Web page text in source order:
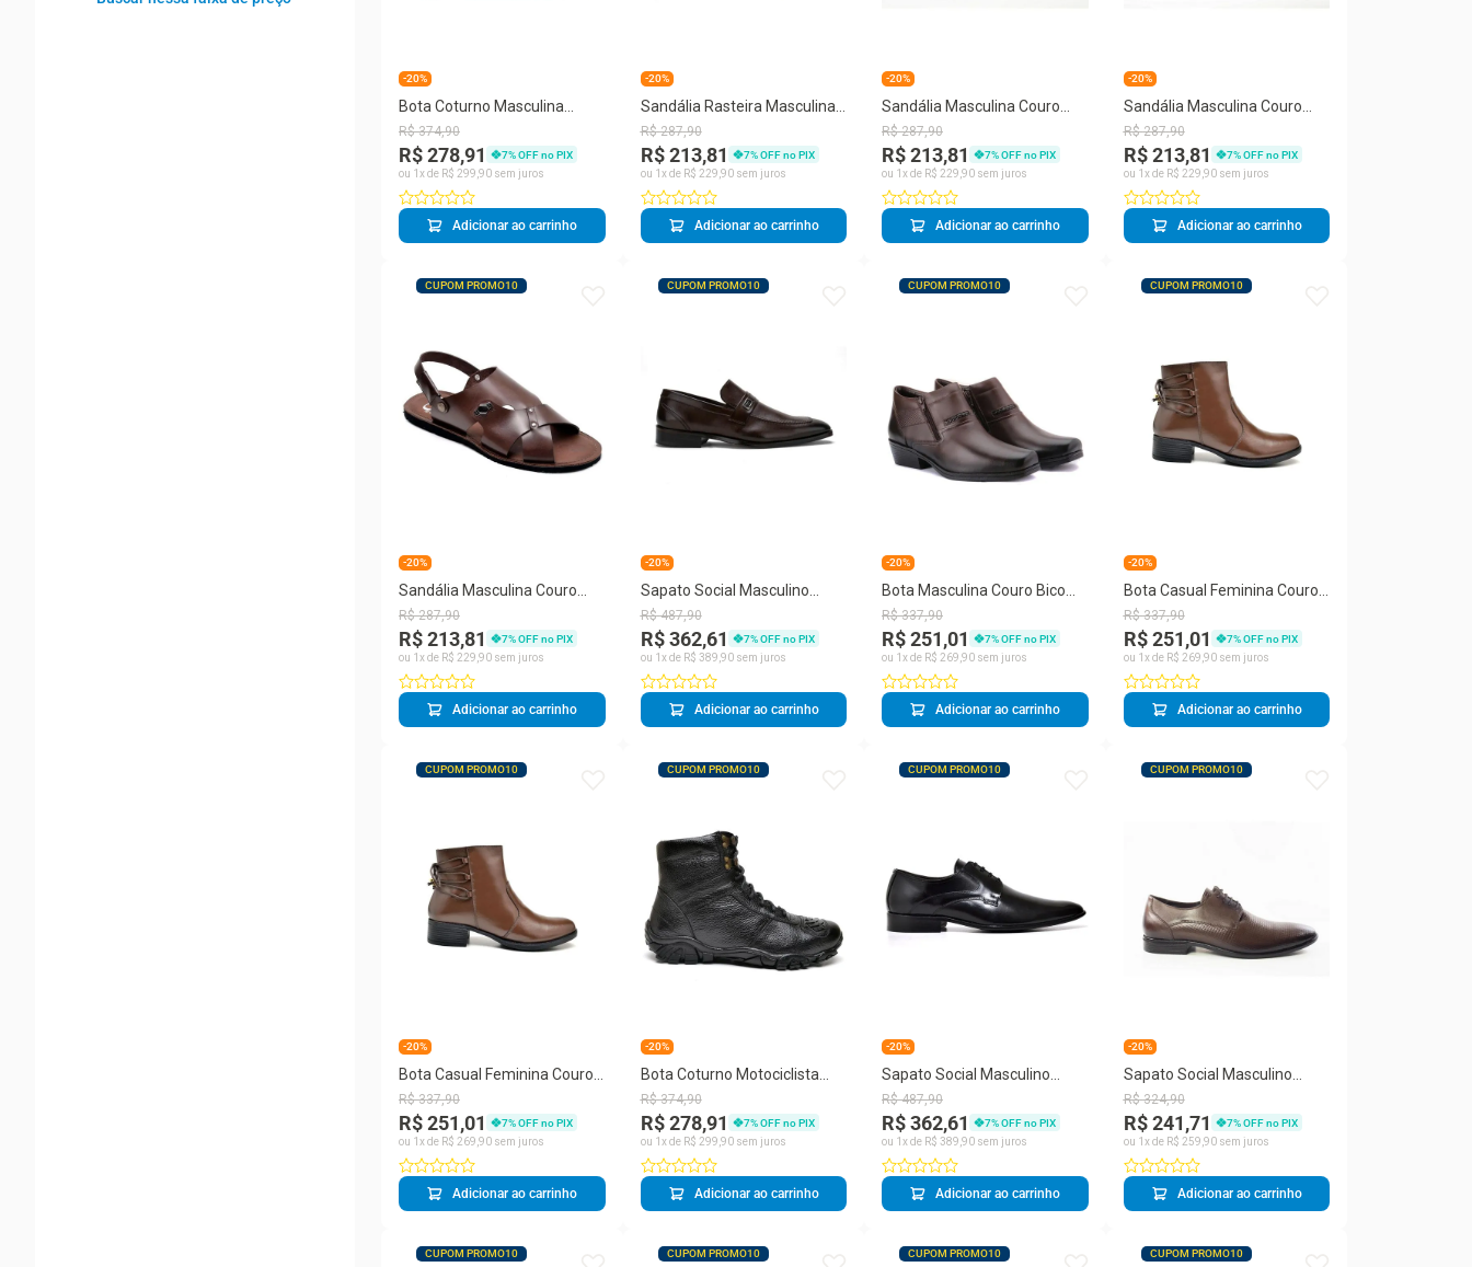
-20%
Bota Coturno Masculina
Couro Amarração Conforto
Moderno
R$ 374,90
R$ 278,91 7% OFF no PIX
ou 1 x de R$ 299 90 sem juros
Adicionar ao carrinho
-20%
Sandália Rasteira Masculina
Couro Tiras Casual Conforto
R$ 287,90
R$ 213,81 7% OFF no PIX
ou 1 x de R$ 229 90sem juros
Adicionar ao carrinho
-20%
Sandália Masculina Couro
Tiras Largas Rasteira
Moderna
R$ 287,90
R$ 213,81 7% OFF no PIX
ou 1 x de R$ 229 90 sem juros
Adicionar ao carrinho
-20%
Sandália Masculina Couro
Tiras Rasteira Dedo Conforto
R$ 287,90
R$ 213,81 7% OFF no PIX
ou 1 x de R$ 229 90sem juros
Adicionar ao carrinho
CUPOM PROMO10
-20%
Sandália Masculina Couro
Rasteira Tiras Confortável
Casual
R$ 287,90
R$ 213,81 7% OFF no PIX
ou 1 x de R$ 229 90 sem juros
Adicionar ao carrinho
CUPOM PROMO10
-20%
Sapato Social Masculino
Couro Clássico Bico Fino
Calce Fácil
R$ 487,90
R$ 362,61 7% OFF no PIX
ou 1 x de R$ 389 90sem juros
Adicionar ao carrinho
CUPOM PROMO10
-20%
Bota Masculina Couro Bico
Quadrado Detalhe Frontal
Casual
R$ 337,90
R$ 251,01 7% OFF no PIX
ou 1 x de R$ 269 90 sem juros
Adicionar ao carrinho
CUPOM PROMO10
-20%
Bota Casual Feminina Couro
Cano Curto Bico Redondo
Moderna
R$ 337,90
R$ 251,01 7% OFF no PIX
ou 1 x de R$ 269 90sem juros
Adicionar ao carrinho
CUPOM PROMO10
-20%
Bota Casual Feminina Couro
Cano Curto Bico Redondo
Moderna
R$ 337,90
R$ 251,01 7% OFF no PIX
ou 1 x de R$ 269 90 sem juros
Adicionar ao carrinho
CUPOM PROMO10
-20%
Bota Coturno Motociclista
Masculino Couro Cadarço
Adventure
R$ 374,90
R$ 278,91 7% OFF no PIX
ou 1 x de R$ 299 90sem juros
Adicionar ao carrinho
CUPOM PROMO10
-20%
Sapato Social Masculino
Couro Derby Bico Redondo
Clássico
R$ 487,90
R$ 362,61 7% OFF no PIX
ou 1 x de R$ 389 90 sem juros
Adicionar ao carrinho
CUPOM PROMO10
-20%
Sapato Social Masculino
Couro Derby Tressê Clássico
R$ 324,90
R$ 241,71 7% OFF no PIX
ou 1 x de R$ 259 90sem juros
Adicionar ao carrinho
CUPOM PROMO10 CUPOM PROMO10 CUPOM PROMO10 CUPOM PROMO10